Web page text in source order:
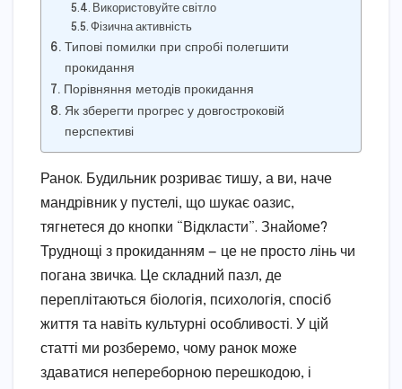
Використовуйте світло
Фізична активність
Типові помилки при спробі полегшити
прокидання
Порівняння методів прокидання
Як зберегти прогрес у довгостроковій
перспективі
Ранок. Будильник розриває тишу, а ви, наче
мандрівник у пустелі, що шукає оазис,
тягнетеся до кнопки “Відкласти”. Знайоме?
Труднощі з прокиданням — це не просто лінь чи
погана звичка. Це складний пазл, де
переплітаються біологія, психологія, спосіб
життя та навіть культурні особливості. У цій
статті ми розберемо, чому ранок може
здаватися непереборною перешкодою, і